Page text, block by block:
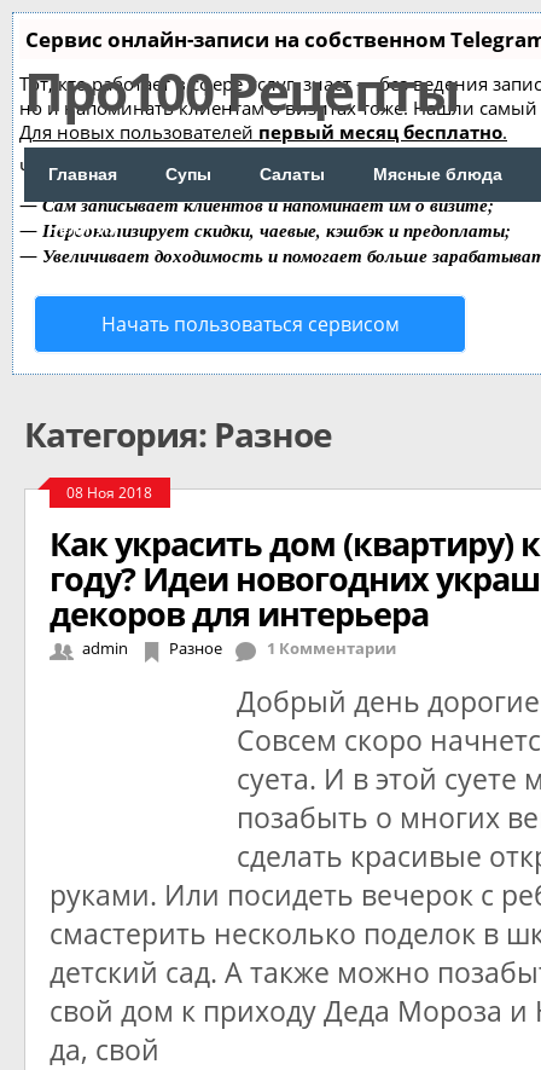
Про100 Рецепты
Главная Супы Салаты Мясные блюда
Религия
Сервис онлайн-записи на собственном
Тот, кто работает в сфере услуг, знает — без ведения
но и напоминать клиентам о визитах тоже. Нашли
Для новых пользователей первый месяц бесплатно.
Чат-бот для мастеров и специалистов, который упрощает
—Сам записывает клиентов и напоминает им о визите;
— Персонализирует скидки, чаевые, кэшбэк и предоплаты;
— Увеличивает доходимость и помогает больше
Начать пользоваться сервисом
Категория: Разное
08 Ноя 2018
Как украсить дом (квартиру)
году? Идеи новогодних
декоров для интерьера
admin Разное 1 Комментарии
Добрый день
Совсем скоро
суета. И в этой суете
позабыть о многих
сделать красивые
руками. Или посидеть вечерок с
смастерить несколько поделок в
детский сад. А также можно
свой дом к приходу Деда Мороза и
да, свой